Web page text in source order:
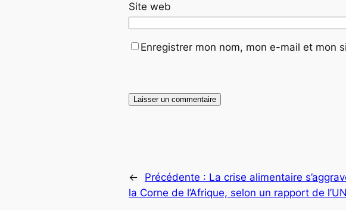
Site web
Enregistrer mon nom, mon e-mail et mon
← Précédente : La crise alimentaire
la Corne de l’Afrique, selon un rapport de